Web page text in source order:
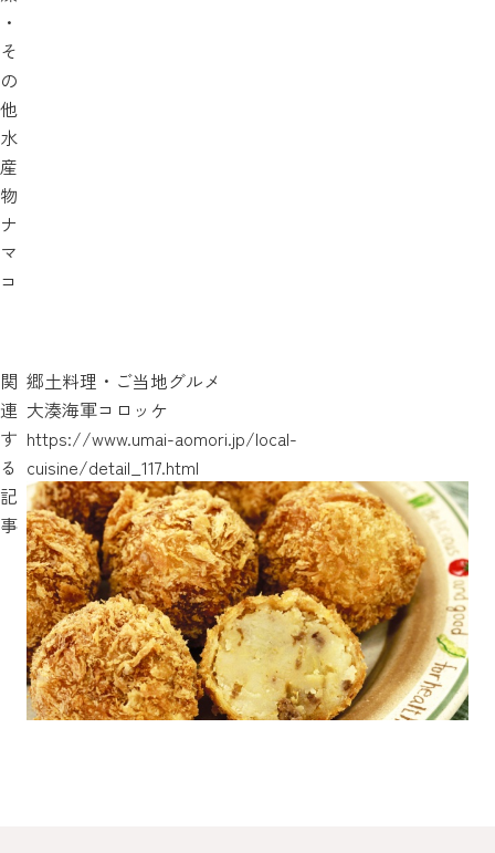
・
そ
の
他
水
産
物
ナ
マ
コ
関
連
す
る
記
事
郷土料理・ご当地グルメ
大湊海軍コロッケ
https://www.umai-aomori.jp/local-
cuisine/detail_117.html